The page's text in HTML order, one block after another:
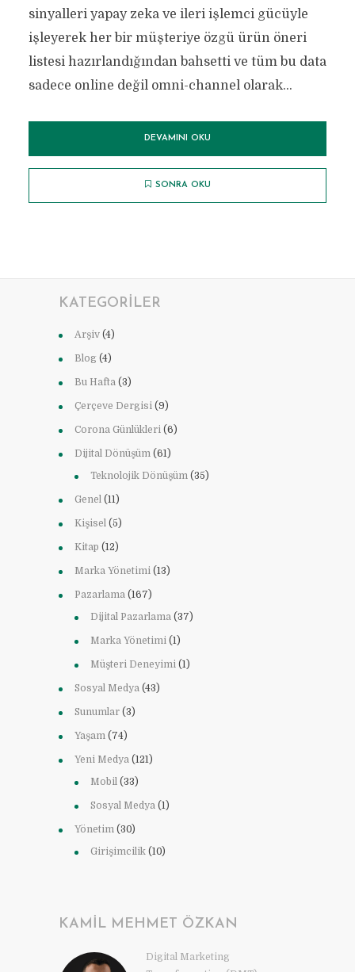
sinyalleri yapay zeka ve ileri işlemci gücüyle
işleyerek her bir müşteriye özgü ürün öneri
listesi hazırlandığından bahsetti ve tüm bu data
sadece online değil omni-channel olarak...
DEVAMINI OKU
SONRA OKU
KATEGORILER
Arşiv (4)
Blog (4)
Bu Hafta (3)
Çerçeve Dergisi (9)
Corona Günlükleri (6)
Dijital Dönüşüm (61)
Teknolojik Dönüşüm (35)
Genel (11)
Kişisel (5)
Kitap (12)
Marka Yönetimi (13)
Pazarlama (167)
Dijital Pazarlama (37)
Marka Yönetimi (1)
Müşteri Deneyimi (1)
Sosyal Medya (43)
Sunumlar (3)
Yaşam (74)
Yeni Medya (121)
Mobil (33)
Sosyal Medya (1)
Yönetim (30)
Girişimcilik (10)
KAMIL MEHMET ÖZKAN
Digital Marketing